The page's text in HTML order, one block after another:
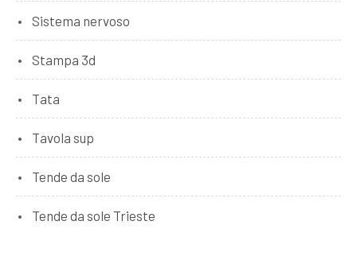
Sistema nervoso
Stampa 3d
Tata
Tavola sup
Tende da sole
Tende da sole Trieste